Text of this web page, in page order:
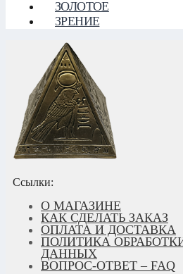
ЗОЛОТОЕ
ЗРЕНИЕ
Ссылки:
О МАГАЗИНЕ
КАК СДЕЛАТЬ ЗАКАЗ
ОПЛАТА И ДОСТАВКА
ПОЛИТИКА
ДАННЫХ
ВОПРОС-ОТВЕТ – FAQ